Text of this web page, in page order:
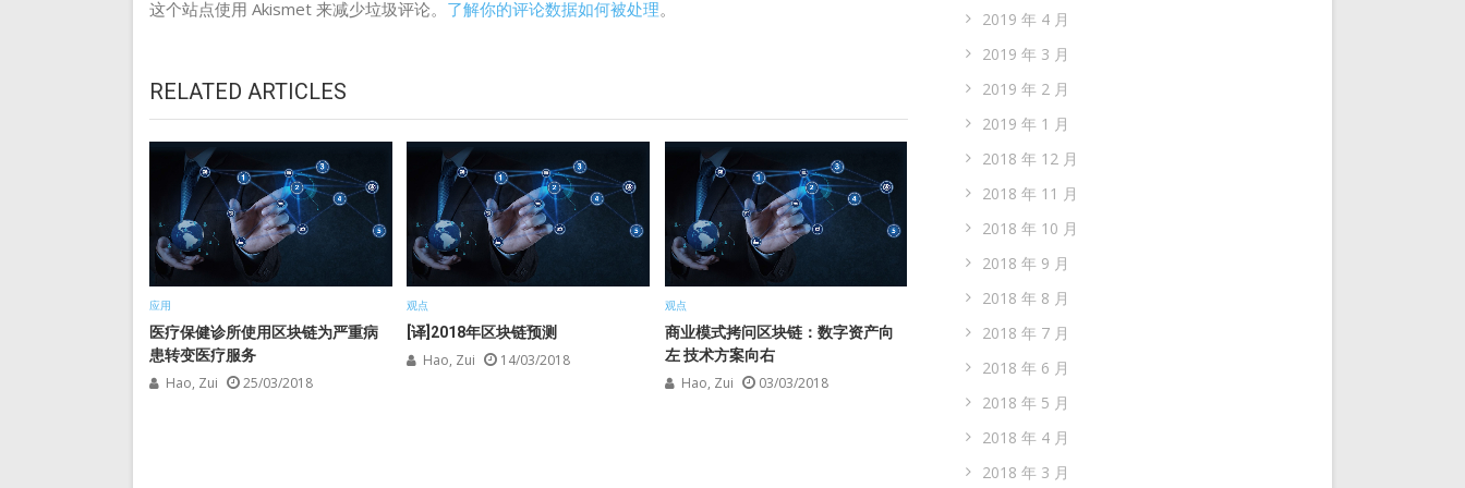
这个站点使用 Akismet 来减少垃圾评论。 了解你的评论数据如何被处理。
RELATED ARTICLES
应用
医疗保健诊所使用区块链为严重病
患转变医疗服务
Hao, Zui 25/03/2018
观点
[译]2018年区块链预测
Hao, Zui 14/03/2018
观点
商业模式拷问区块链：数字资产向
左 技术方案向右
Hao, Zui 03/03/2018
2019 年 4 月
2019 年 3 月
2019 年 2 月
2019 年 1 月
2018 年 12 月
2018 年 11 月
2018 年 10 月
2018 年 9 月
2018 年 8 月
2018 年 7 月
2018 年 6 月
2018 年 5 月
2018 年 4 月
2018 年 3 月